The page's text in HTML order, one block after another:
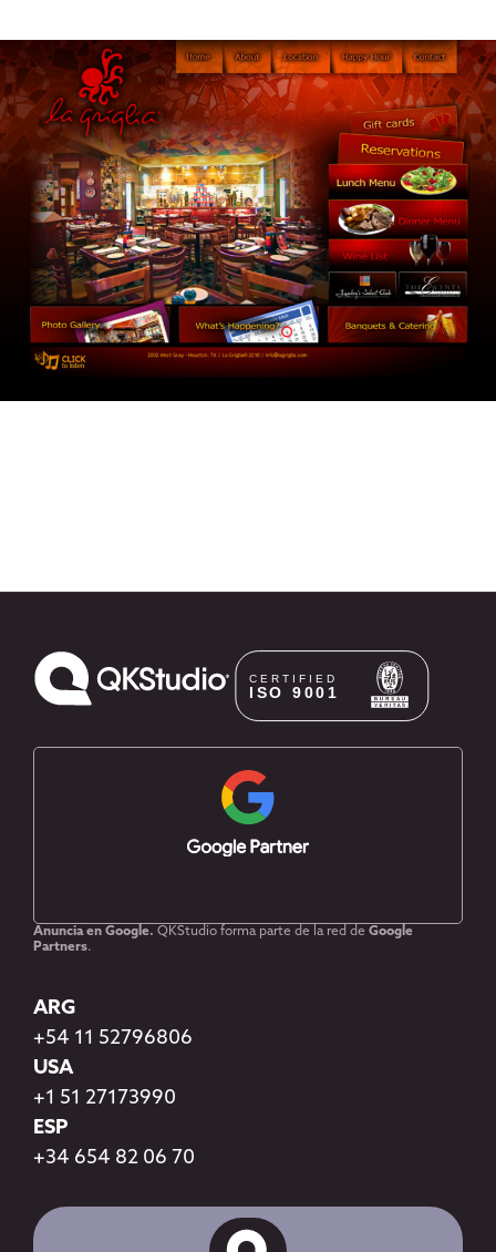
Anuncia en Google. QKStudio forma parte de la red de Google
Partners.
ARG
+54 11 52796806
USA
+1 51 27173990
ESP
+34 654 82 06 70